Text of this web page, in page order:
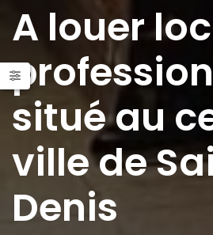
A louer
situé au
ville de
Denis